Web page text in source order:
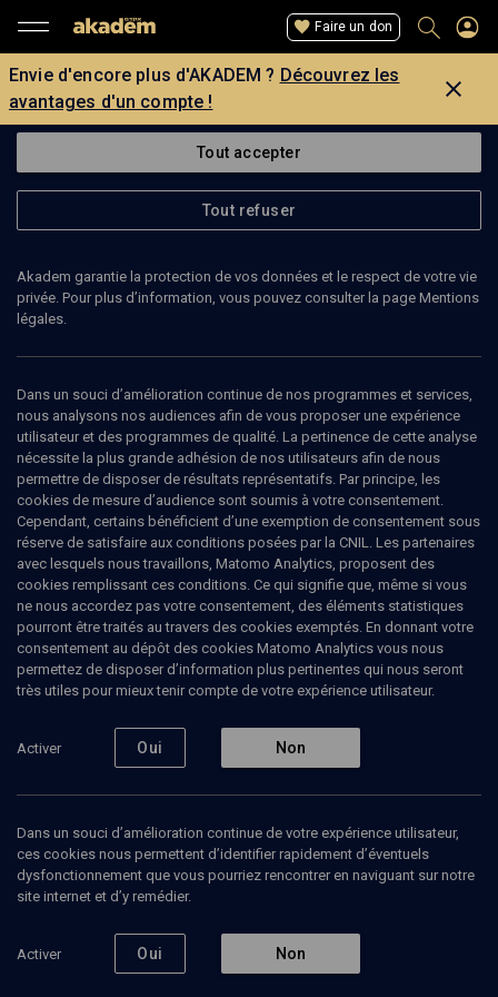
Faire un don
Envie d'encore plus d'AKADEM ? Découvrez les
avantages d'un compte !
Retour
Abonnez-vous à notre newsletter
La rédaction
Tout accepter
Tout refuser
Akadem garantie la protection de vos données et le respect de votre vie
privée. Pour plus d’information, vous pouvez consulter la page Mentions
légales.
Dans un souci d’amélioration continue de nos programmes et services,
nous analysons nos audiences afin de vous proposer une expérience
utilisateur et des programmes de qualité. La pertinence de cette analyse
nécessite la plus grande adhésion de nos utilisateurs afin de nous
permettre de disposer de résultats représentatifs. Par principe, les
cookies de mesure d’audience sont soumis à votre consentement.
Cependant, certains bénéficient d’une exemption de consentement sous
réserve de satisfaire aux conditions posées par la CNIL. Les partenaires
avec lesquels nous travaillons, Matomo Analytics, proposent des
cookies remplissant ces conditions. Ce qui signifie que, même si vous
ne nous accordez pas votre consentement, des éléments statistiques
pourront être traités au travers des cookies exemptés. En donnant votre
consentement au dépôt des cookies Matomo Analytics vous nous
permettez de disposer d’information plus pertinentes qui nous seront
très utiles pour mieux tenir compte de votre expérience utilisateur.
Activer Oui Non
Dans un souci d’amélioration continue de votre expérience utilisateur,
ces cookies nous permettent d’identifier rapidement d’éventuels
dysfonctionnement que vous pourriez rencontrer en naviguant sur notre
site internet et d’y remédier.
Activer Oui Non